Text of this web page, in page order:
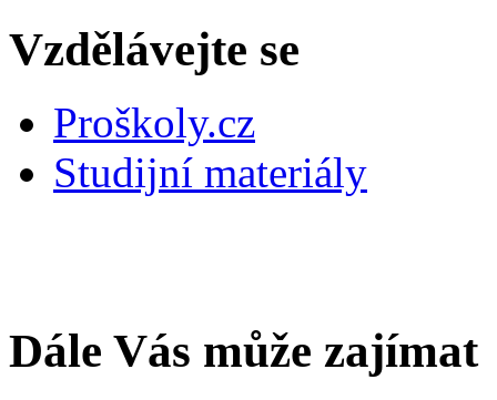
Vzdělávejte se
Proškoly.cz
Studijní materiály
Dále Vás může zajímat